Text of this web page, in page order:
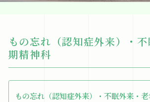
もの忘れ（認知症外来）・
期精神科
もの忘れ（認知症外来）・不眠外来・